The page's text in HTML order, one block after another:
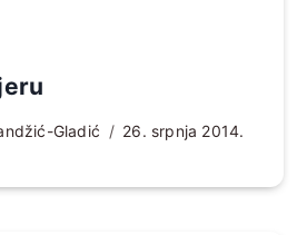
Gladić 26. srpnja 2014.